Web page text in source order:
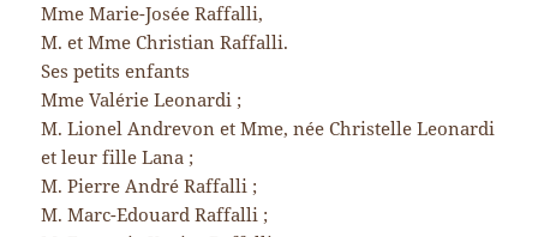
Mme Marie-Josée Raffalli,
M. et Mme Christian Raffalli.
Ses petits enfants
Mme Valérie Leonardi ;
M. Lionel Andrevon et Mme, née Christelle Leonardi
et leur fille Lana ;
M. Pierre André Raffalli ;
M. Marc-Edouard Raffalli ;